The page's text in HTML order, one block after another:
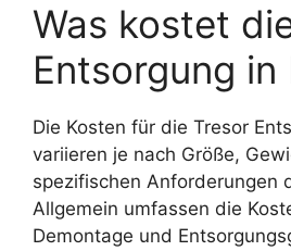
Was kostet
Entsorgung in
Die Kosten für die Tresor
variieren je nach Größe,
spezifischen Anforderungen
Allgemein umfassen die
Demontage und